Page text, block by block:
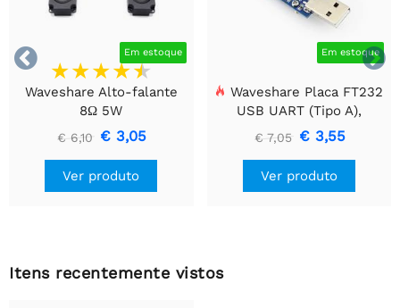

 Em estoque
Waveshare Alto-falante
8Ω 5W
€ 6,10 € 3,05
Ver produto
Em estoque
Waveshare Placa FT232
USB UART (Tipo A),
Módulo de Comunicação
USB Para TTL (UART)
€ 7,05 € 3,55
Ver produto
Itens recentemente vistos